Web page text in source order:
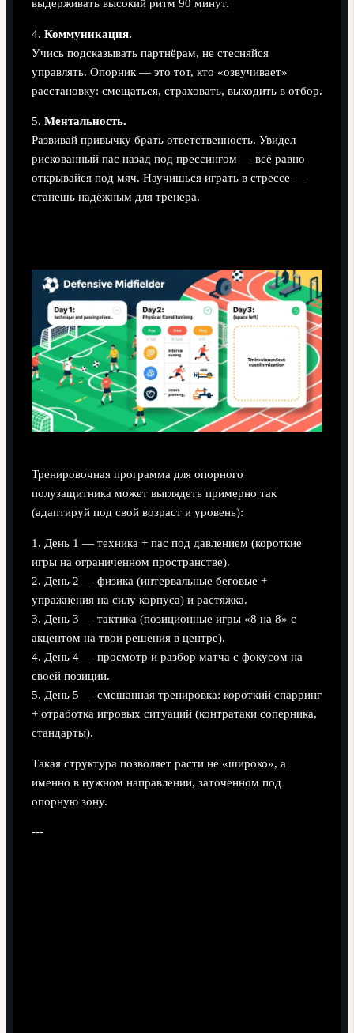
выдерживать высокий ритм 90 минут.
4. Коммуникация.
Учись подсказывать партнёрам, не стесняйся
управлять. Опорник — это тот, кто «озвучивает»
расстановку: смещаться, страховать, выходить в отбор.
5. Ментальность.
Развивай привычку брать ответственность. Увидел
рискованный пас назад под прессингом — всё равно
открывайся под мяч. Научишься играть в стрессе —
станешь надёжным для тренера.
Тренировочная программа для опорного
полузащитника может выглядеть примерно так
(адаптируй под свой возраст и уровень):
1. День 1 — техника + пас под давлением (короткие
игры на ограниченном пространстве).
2. День 2 — физика (интервальные беговые +
упражнения на силу корпуса) и растяжка.
3. День 3 — тактика (позиционные игры «8 на 8» с
акцентом на твои решения в центре).
4. День 4 — просмотр и разбор матча с фокусом на
своей позиции.
5. День 5 — смешанная тренировка: короткий спарринг
+ отработка игровых ситуаций (контратаки соперника,
стандарты).
Такая структура позволяет расти не «широко», а
именно в нужном направлении, заточенном под
опорную зону.
---